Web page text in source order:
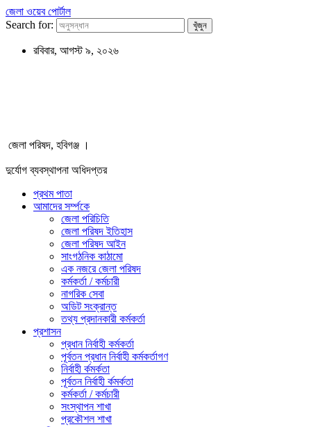
জেলা ওয়েব পোর্টাল
Search for:
রবিবার, আগস্ট ৯, ২০২৬
জেলা পরিষদ, হবিগঞ্জ ।
দুর্যোগ ব্যবস্থাপনা অধিদপ্তর
প্রথম পাতা
আমাদের সর্ম্পকে
জেলা পরিচিতি
জেলা পরিষদ ইতিহাস
জেলা পরিষদ আইন
সাংগঠনিক কাঠামো
এক নজরে জেলা পরিষদ
কর্মকর্তা / কর্মচারী
নাগরিক সেবা
অডিট সংক্রান্ত
তথ্য প্রদানকারী কর্মকর্তা
প্রশাসন
প্রধান নির্বাহী কর্মকর্তা
পূর্বতন প্রধান নির্বাহী কর্মকর্তাগণ
নির্বাহী র্কমর্কতা
পূর্বতন নির্বাহী র্কমর্কতা
কর্মকর্তা / কর্মচারী
সংস্থাপন শাখা
প্রকৌশল শাখা